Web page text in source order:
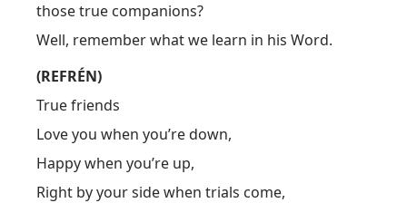
those true companions?
Well, remember what we learn in his Word.
(REFRÉN)
True friends
Love you when you’re down,
Happy when you’re up,
Right by your side when trials come,